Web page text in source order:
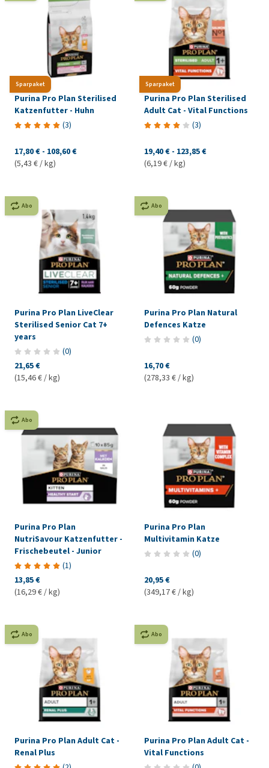
Sparpaket
Purina Pro Plan Sterilised
Katzenfutter - Huhn
(3)
17,80 € - 108,60 €
(5,43 € / kg)
Sparpaket
Purina Pro Plan Sterilised
Adult Cat - Vital Functions
(3)
19,40 € - 123,85 €
(6,19 € / kg)
Abo
Purina Pro Plan LiveClear
Sterilised Senior Cat 7+
years
(0)
21,65 €
(15,46 € / kg)
Abo
Purina Pro Plan Natural
Defences Katze
(0)
16,70 €
(278,33 € / kg)
Abo
Purina Pro Plan
NutriSavour Katzenfutter -
Frischebeutel - Junior
(1)
13,85 €
(16,29 € / kg)
Purina Pro Plan
Multivitamin Katze
(0)
20,95 €
(349,17 € / kg)
Abo
Purina Pro Plan Adult Cat -
Renal Plus
Abo
Purina Pro Plan Adult Cat -
Vital Functions